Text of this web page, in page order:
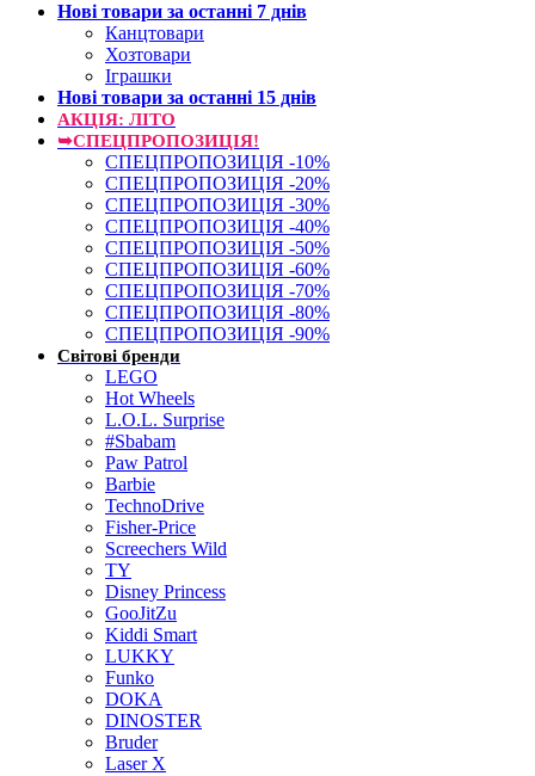
Нові товари за останнi 7 днiв
Канцтовари
Хозтовари
Іграшки
Нові товари за останнi 15 днiв
АКЦІЯ: ЛІТО
➥СПЕЦПРОПОЗИЦІЯ!
СПЕЦПРОПОЗИЦІЯ -10%
СПЕЦПРОПОЗИЦІЯ -20%
СПЕЦПРОПОЗИЦІЯ -30%
СПЕЦПРОПОЗИЦІЯ -40%
СПЕЦПРОПОЗИЦІЯ -50%
СПЕЦПРОПОЗИЦІЯ -60%
СПЕЦПРОПОЗИЦІЯ -70%
СПЕЦПРОПОЗИЦІЯ -80%
СПЕЦПРОПОЗИЦІЯ -90%
Світові бренди
LEGO
Hot Wheels
L.O.L. Surprise
#Sbabam
Paw Patrol
Barbie
TechnoDrive
Fisher-Price
Screechers Wild
TY
Disney Princess
GooJitZu
Kiddi Smart
LUKKY
Funko
DOKA
DINOSTER
Bruder
Laser X